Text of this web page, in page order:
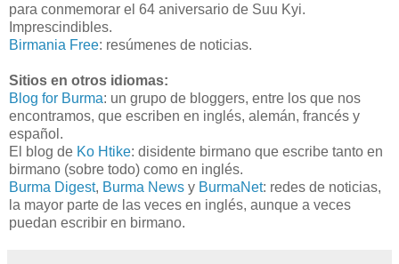
para conmemorar el 64 aniversario de Suu Kyi.
Imprescindibles.
Birmania Free: resúmenes de noticias.
Sitios en otros idiomas:
Blog for Burma: un grupo de bloggers, entre los que nos
encontramos, que escriben en inglés, alemán, francés y
español.
El blog de Ko Htike: disidente birmano que escribe tanto en
birmano (sobre todo) como en inglés.
Burma Digest, Burma News y BurmaNet: redes de noticias,
la mayor parte de las veces en inglés, aunque a veces
puedan escribir en birmano.